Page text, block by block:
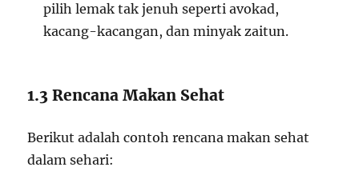
pilih lemak tak jenuh seperti avokad,
kacang-kacangan, dan minyak zaitun.
1.3 Rencana Makan Sehat
Berikut adalah contoh rencana makan sehat
dalam sehari: